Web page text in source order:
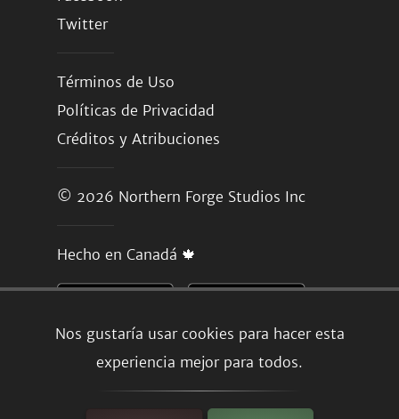
Nos gustaría usar cookies para hacer esta
experiencia mejor para todos.
Twitter
Términos de Uso
Políticas de Privacidad
Créditos y Atribuciones
© 2026 Northern Forge Studios Inc
Hecho en Canadá 🍁